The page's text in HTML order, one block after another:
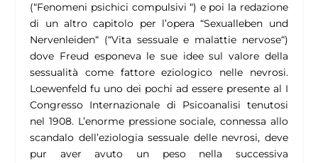
(“Fenomeni psichici compulsivi “) e poi la redazione
di un altro capitolo per l’opera “Sexualleben und
Nervenleiden“ (“Vita sessuale e malattie nervose“)
dove Freud esponeva le sue idee sul valore della
sessualità come fattore eziologico nelle nevrosi.
Loewenfeld fu uno dei pochi ad essere presente al I
Congresso Internazionale di Psicoanalisi tenutosi
nel 1908. L’enorme pressione sociale, connessa allo
scandalo dell’eziologia sessuale delle nevrosi, deve
pur aver avuto un peso nella successiva